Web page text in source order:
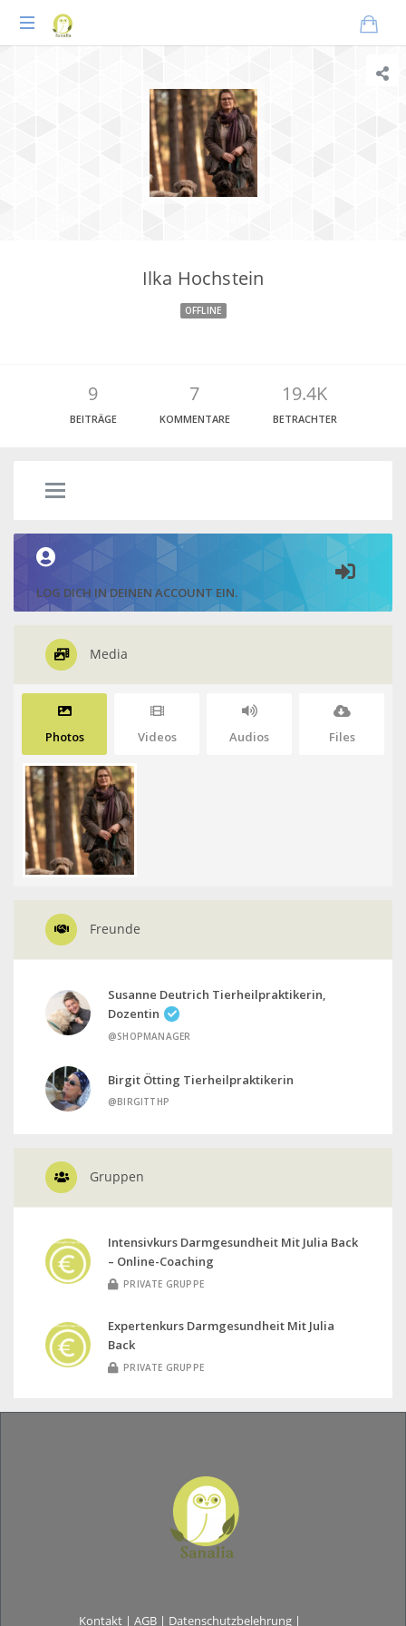
Ilka Hochstein
OFFLINE
9
BEITRÄGE
7
KOMMENTARE
19.4K
BETRACHTER
LOG DICH IN DEINEN ACCOUNT EIN.
Media
Photos Videos Audios Files
Freunde
Susanne Deutrich Tierheilpraktikerin,
Dozentin
@SHOPMANAGER
Birgit Ötting Tierheilpraktikerin
@BIRGITTHP
Gruppen
Intensivkurs Darmgesundheit Mit Julia Back
– Online-Coaching
PRIVATE GRUPPE
Expertenkurs Darmgesundheit Mit Julia
Back
PRIVATE GRUPPE
Kontakt |AGB | Datenschutzbelehrung |